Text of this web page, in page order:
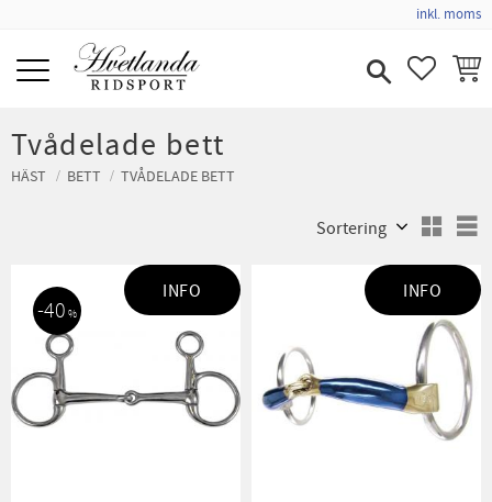
inkl. moms
Tvådelade bett
HÄST BETT TVÅDELADE BETT
40 %
INFO INFO